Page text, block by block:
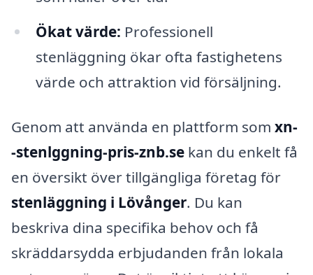
Ökat värde: Professionell
stenläggning ökar ofta fastighetens
värde och attraktion vid försäljning.
Genom att använda en plattform som xn-
-stenlggning-pris-znb.se kan du enkelt få
en översikt över tillgängliga företag för
stenläggning i Lövånger. Du kan
beskriva dina specifika behov och få
skräddarsydda erbjudanden från lokala